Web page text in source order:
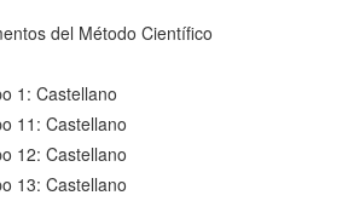
del Método Científico
1: Castellano
11: Castellano
12: Castellano
13: Castellano